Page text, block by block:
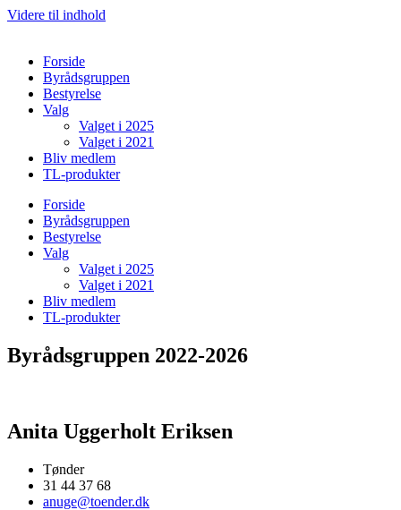
Videre til indhold
Forside
Byrådsgruppen
Bestyrelse
Valg
Valget i 2025
Valget i 2021
Bliv medlem
TL-produkter
Forside
Byrådsgruppen
Bestyrelse
Valg
Valget i 2025
Valget i 2021
Bliv medlem
TL-produkter
Byrådsgruppen 2022-2026
Anita Uggerholt Eriksen
Tønder
31 44 37 68
anuge@toender.dk